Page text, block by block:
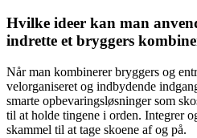
Hvilke ideer kan man
indrette et bryggers
Når man kombinerer bryggers og
velorganiseret og indbydende
smarte opbevaringsløsninger som
til at holde tingene i orden. Integrer
skammel til at tage skoene af og på.